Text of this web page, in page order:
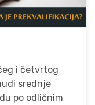
i četvrtog
srednje
po odličnim